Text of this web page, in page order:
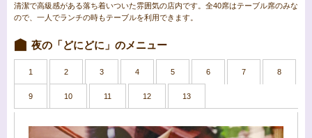
清潔で高級感がある落ち着いついた雰囲気の店内です。全40席はテーブル席のみな
ので、一人でランチの時もテーブルを利用できます。
夜の「どにどに」のメニュー
1 2 3 4 5 6 7 8
9 10 11 12 13